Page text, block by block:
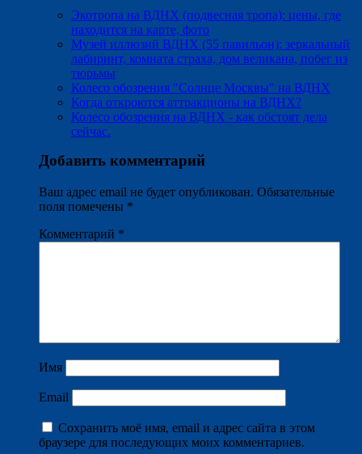
Экотропа на ВДНХ (подвесная тропа): цены, где
находится на карте, фото
Музей иллюзий ВДНХ (55 павильон): зеркальный
лабиринт, комната страха, дом великана, побег из
тюрьмы
Колесо обозрения "Солнце Москвы" на ВДНХ
Когда откроются аттракционы на ВДНХ?
Колесо обозрения на ВДНХ - как обстоят дела
сейчас.
Добавить комментарий
Ваш адрес email не будет опубликован. Обязательные
поля помечены *
Комментарий *
Имя
Email
Сохранить моё имя, email и адрес сайта в этом
браузере для последующих моих комментариев.